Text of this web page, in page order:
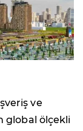
ve
global ölçekli